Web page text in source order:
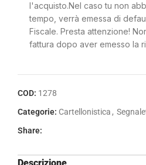
l'acquisto.Nel caso tu non
tempo, verrà emessa di
Fiscale. Presta attenzione!
fattura dopo aver emesso la
COD: 1278
Categorie: Cartellonistica ,
Share: